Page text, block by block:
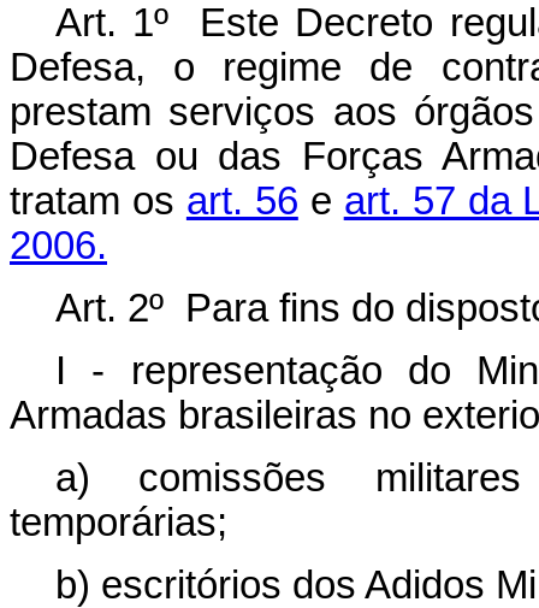
Art. 1º Este Decreto
Defesa, o regime de
prestam serviços aos
Defesa ou das Forças
tratam os art. 56 e art. 57 da
2006.
Art. 2º Para fins do
I - representação do
Armadas brasileiras no
a) comissões
temporárias;
b) escritórios dos Adidos